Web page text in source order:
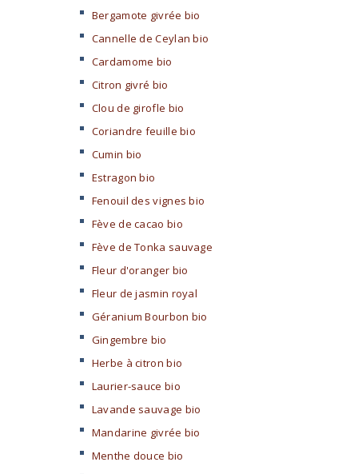
Bergamote givrée bio
Cannelle de Ceylan bio
Cardamome bio
Citron givré bio
Clou de girofle bio
Coriandre feuille bio
Cumin bio
Estragon bio
Fenouil des vignes bio
Fève de cacao bio
Fève de Tonka sauvage
Fleur d'oranger bio
Fleur de jasmin royal
Géranium Bourbon bio
Gingembre bio
Herbe à citron bio
Laurier-sauce bio
Lavande sauvage bio
Mandarine givrée bio
Menthe douce bio